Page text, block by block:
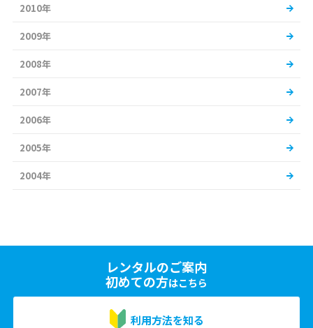
2010年
2009年
2008年
2007年
2006年
2005年
2004年
レンタルのご案内
初めての方はこちら
利用方法を知る